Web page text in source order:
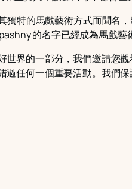
獨特的馬戲藝術方式而聞名
的名字已經成為馬戲藝
世界的一部分，我們邀請您
過任何一個重要活動。我們